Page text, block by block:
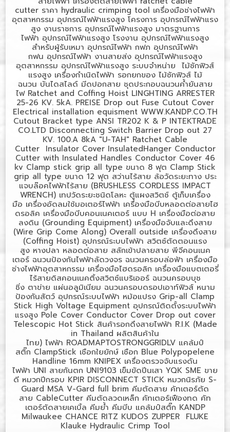
cutter ราคา hydraulic crimping tool เครื่องมือช่างไฟฟ้า
อุตสาหกรรม อุปกรณ์ไฟฟ้าแรงสูง โครงการ อุปกรณ์ไฟฟ้าแรง
สูง งานราชการ อุปกรณ์ไฟฟ้าแรงสูง มาตรฐานการ
ไฟฟ้า อุปกรณ์ไฟฟ้าแรงสูง โรงงาน อุปกรณ์ไฟฟ้าแรงสูง
สำหรับผู้รับเหมา อุปกรณ์ไฟฟ้า กฟภ อุปกรณ์ไฟฟ้า
กฟน อุปกรณ์ไฟฟ้า งานสายส่ง อุปกรณ์ไฟฟ้าแรงสูง
อุตสาหกรรม อุปกรณ์ไฟฟ้าแรงสูง ระบบจำหน่าย ไม้ชักฟิวส์
แรงสูง เครื่องกำเนิดไฟฟ้า รอกยกของ ไม้ชักฟิวส์ ไม้
ฉนวน บันไดสไลด์ มีดปอกสาย ชุดประกอบฉนวนค้ำยันสาย
ไฟ Ratchet and Coffing Hoist LINGHTING ARRESTER
25-26 KV. 5kA. PREISE Drop out Fuse Cutout Cover
Electrical installation equisment WWW.KANDP.CO.TH
Cutout Bracket type ANSI TR202 K & P INTEKTRADE
CO.LTD Disconnecting Switch Barrier Drop out 27
KV. 100.A 8kA "U-TAH" Ratchet Cable
Cutter Insulator Cover InsulatedHanger Conductor
Cutter with Insulated Handles Conductor Cover 46
kv Clamp stick grip all type ขนาด 8 ฟุต Clamp Stick
grip all type ขนาด 12 ฟุต สว่านไร้สาย ล้อวัดระยะทาง ประ
แจบล๊อคไฟฟ้าไร้สาย (BRUSHLESS CORDLESS IMPACT
WRENCH) เทปวัดระยะชนิดโลหะ ตู้แผงสวิตช์ ตู้เก็บเครื่อง
มือ เครื่องอัดลมใช้มอเตอร์ไฟฟ้า เครื่องมือบีบหลอดต่อสายไฮ
ดรอลิค เครื่องมือบีบคอนเนคเตอร์ แบบ H เครื่องมือต่อสาย
ลงดิน (Grounding Equipment) เครื่องมือจับและดึงสาย
(Wire Grip Come Along) Overall outside เครื่องดึงสาย
(Coffing Hoist) อุปกรณ์ระบบไฟฟ้า สวิตซ์ตัดตอนแรง
สูง หางปลา หลอดต่อสาย สลักเข้าปลายสาย พีจีคอนเนค
เตอร์ ฉนวนป้องกันไฟฟ้าลัดวงจร ฉนวนครอบล่อฟ้า เครื่องมือ
ช่างไฟฟ้าอุตสาหกรรม เครื่องมือไฮดรอลิก เครื่องมือแบตเตอรี่
ไร้สายดิสคอนเนคติ้งสวิตซ์แบริเออร์ ฉนวนครอบบุช
ชิ่ง ตาข่าย แผ่นอลูมิเนียม ฉนวนครอบดรอปเอาท์ฟิวส์ หนาม
ป้องกันสัตว์ อุปกรณ์ระบบไฟฟ้า หม้อแปรง Grip-all Clamp
Stick High Voltage Equipment อุปกรณ์ติดตั้งระบบไฟฟ้า
แรงสูง Pole Cover Conductor Cover Drop out cover
Telescopic Hot Stick สินค้ารอกดึงสายไฟฟ้า R.I.K (Made
in Thailand ผลิตสินค้าใน
ไทย) ไฟฟ้า ROADMAPTOSTRONGGRIDLV แคล้มป์
สติ๊ก ClampStick เชือกใยยักษ์ เชือก Blue Polypopelene
Handline 16mm KNIPEX เครื่องตรวจจับแรงดัน
ไฟฟ้า UNI สายกันตก UNI9103 เข็มขัดปีนเสา YQK SME ขาย
ดี หมวกปีกรอบ KPIR DISCONNECT STICK หมวกนิรภัย S-
Guard MSA V-Gard full brim คีมตัดสาย คัทเตอร์ตัด
สาย CableCutter คีมตัดลวดเหล็ก คัทเตอร์เฟืองทด คัท
เตอร์ตัดสายเคเบิ้ล คีมย้ำ คีมบีบ แคล้มป์สติ๊ก KANDP
Milwaukee CHANCE RITZ KUDOS ZUPPER FLUKE
Klauke Hydraulic Crimp Tool